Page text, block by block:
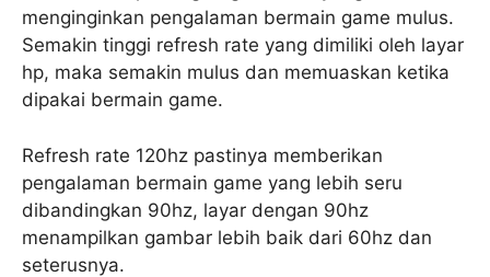
menginginkan pengalaman bermain game mulus.
Semakin tinggi refresh rate yang dimiliki oleh layar
hp, maka semakin mulus dan memuaskan ketika
dipakai bermain game.
Refresh rate 120hz pastinya memberikan
pengalaman bermain game yang lebih seru
dibandingkan 90hz, layar dengan 90hz
menampilkan gambar lebih baik dari 60hz dan
seterusnya.